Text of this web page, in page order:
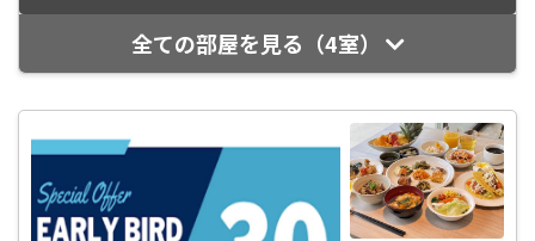
全ての部屋を見る（4室）